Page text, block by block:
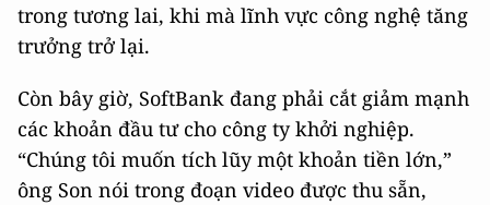
trong tương lai, khi mà lĩnh vực công nghệ tăng
trưởng trở lại.
Còn bây giờ, SoftBank đang phải cắt giảm mạnh
các khoản đầu tư cho công ty khởi nghiệp.
“Chúng tôi muốn tích lũy một khoản tiền lớn,”
ông Son nói trong đoạn video được thu sẵn,